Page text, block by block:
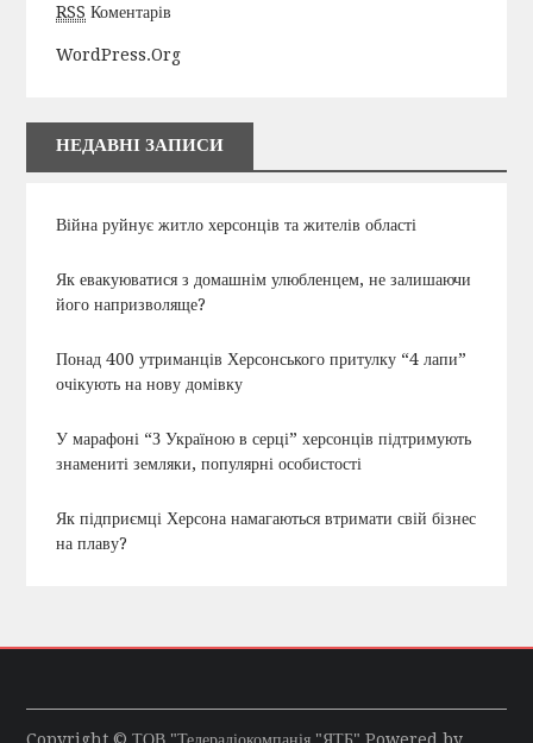
RSS Коментарів
WordPress.org
НЕДАВНІ ЗАПИСИ
Війна руйнує житло херсонців та жителів області
Як евакуюватися з домашнім улюбленцем, не залишаючи
його напризволяще?
Понад 400 утриманців Херсонського притулку “4 лапи”
очікують на нову домівку
У марафоні “З Україною в серці” херсонців підтримують
знамениті земляки, популярні особистості
Як підприємці Херсона намагаються втримати свій бізнес
на плаву?